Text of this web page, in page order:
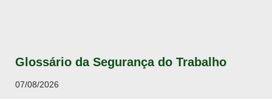
Glossário da Segurança do Trabalho
07/08/2026